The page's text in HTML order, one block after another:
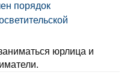
порядок
юрлица и